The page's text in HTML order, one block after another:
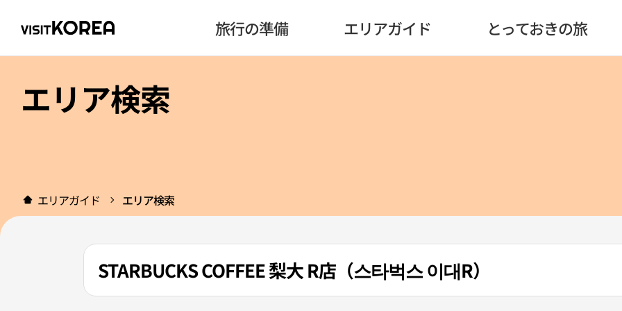
旅行の準備 エリアガイド とっておきの旅
エリア検索
エリアガイド エリア検索
STARBUCKS COFFEE 梨大 R店（스타벅스 이대R）